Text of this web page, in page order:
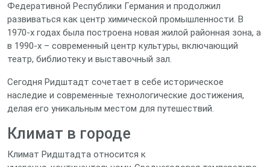
Федеративной Республики Германия и продолжил
развиваться как центр химической промышленности. В
1970‑х годах была построена новая жилой районная зона, а
в 1990‑х – современный центр культуры, включающий
театр, библиотеку и выставочный зал.
Сегодня Ридштадт сочетает в себе историческое
наследие и современные технологические достижения,
делая его уникальным местом для путешествий.
Климат в городе
Климат Ридштадта относится к